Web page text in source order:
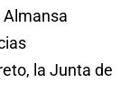
la Junta de